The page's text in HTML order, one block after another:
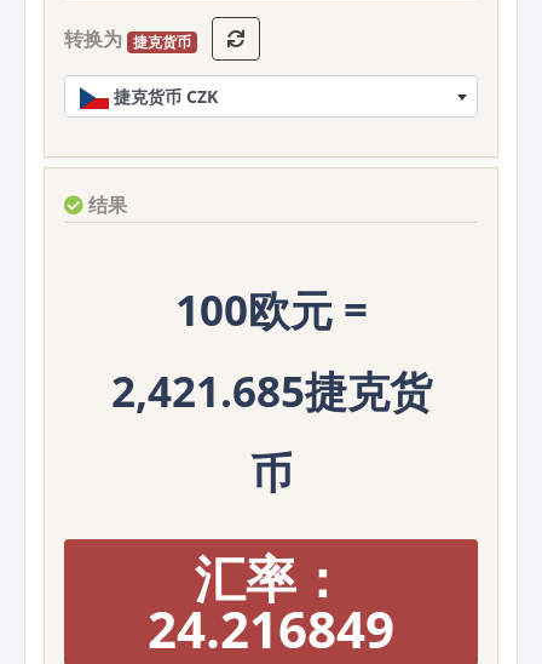
转换为 捷克货币
捷克货币 CZK
结果
100欧元 =
2,421.685捷克货
币
汇率：
24.216849